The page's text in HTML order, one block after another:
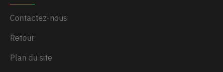
Contactez-nous
Retour
Plan du site